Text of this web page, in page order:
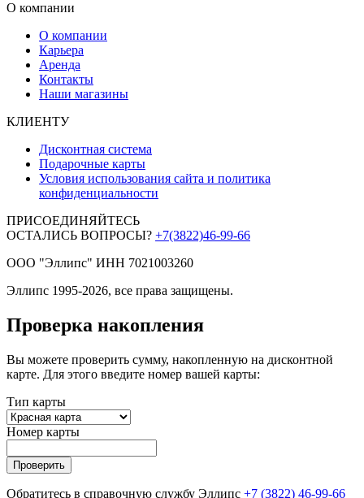
О компании
О компании
Карьера
Аренда
Контакты
Наши магазины
КЛИЕНТУ
Дисконтная система
Подарочные карты
Условия использования сайта и политика
конфиденциальности
ПРИСОЕДИНЯЙТЕСЬ
ОСТАЛИСЬ ВОПРОСЫ? +7(3822)46-99-66
ООО "Эллипс" ИНН 7021003260
Эллипс 1995-2026, все права защищены.
Проверка накопления
Вы можете проверить сумму, накопленную на дисконтной
карте. Для этого введите номер вашей карты:
Тип карты
Номер карты
Проверить
Обратитесь в справочную службу Эллипс +7 (3822) 46-99-66